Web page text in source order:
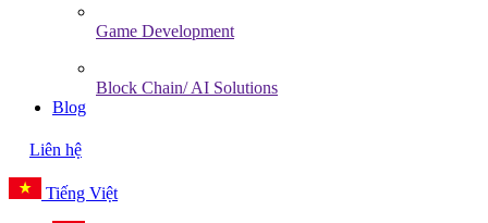
Game Development
Block Chain/ AI Solutions
Blog
Liên hệ
Tiếng Việt